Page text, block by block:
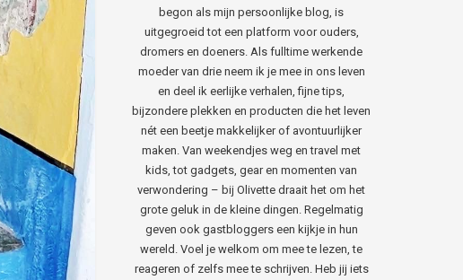
begon als mijn persoonlijke blog, is
uitgegroeid tot een platform voor ouders,
dromers en doeners. Als fulltime werkende
moeder van drie neem ik je mee in ons leven
en deel ik eerlijke verhalen, fijne tips,
bijzondere plekken en producten die het leven
nét een beetje makkelijker of avontuurlijker
maken. Van weekendjes weg en travel met
kids, tot gadgets, gear en momenten van
verwondering – bij Olivette draait het om het
grote geluk in de kleine dingen. Regelmatig
geven ook gastbloggers een kijkje in hun
wereld. Voel je welkom om mee te lezen, te
reageren of zelfs mee te schrijven. Heb jij iets